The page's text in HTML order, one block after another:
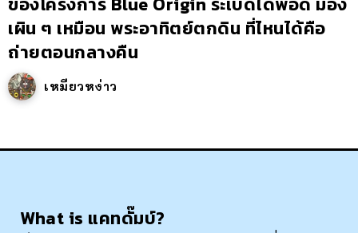
เผิน ๆ เหมือน พระอาทิตย์ตกดิน ที่ไหนได้คือ
ถ่ายตอนกลางคืน
เหมียวหง่าว
What is แคทดั๊มบ์?